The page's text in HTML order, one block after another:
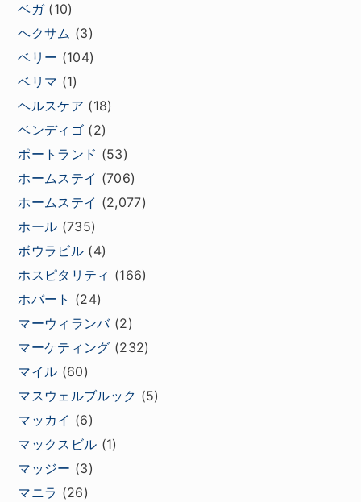
ベガ(10)
ヘクサム (3)
ベリー (104)
ベリマ (1)
ヘルスケア (18)
ベンディゴ (2)
ポートランド (53)
ホームステイ (706)
ホームステイ (2,077)
ホール (735)
ボウラビル (4)
ホスピタリティ (166)
ホバート (24)
マーウィランバ(2)
マーケティング (232)
マイル (60)
マスウェルブルック (5)
マッカイ (6)
マックスビル (1)
マッジー (3)
マニラ (26)